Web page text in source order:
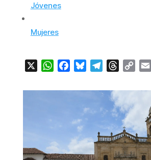
Jóvenes
Mujeres
WhatsApp
FacebookBlueskyTelegramThreads
Copy